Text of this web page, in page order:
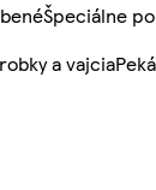
Špeciálne
a vajcia